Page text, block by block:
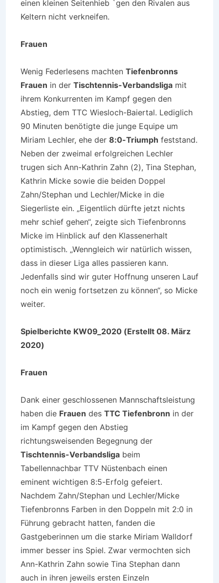
einen kleinen Seitenhieb `gen den Rivalen aus
Keltern nicht verkneifen.
Frauen
Wenig Federlesens machten Tiefenbronns
Frauen in der Tischtennis-Verbandsliga mit
ihrem Konkurrenten im Kampf gegen den
Abstieg, dem TTC Wiesloch-Baiertal. Lediglich
90 Minuten benötigte die junge Equipe um
Miriam Lechler, ehe der 8:0-Triumph feststand.
Neben der zweimal erfolgreichen Lechler
trugen sich Ann-Kathrin Zahn (2), Tina Stephan,
Kathrin Micke sowie die beiden Doppel
Zahn/Stephan und Lechler/Micke in die
Siegerliste ein. „Eigentlich dürfte jetzt nichts
mehr schief gehen“, zeigte sich Tiefenbronns
Micke im Hinblick auf den Klassenerhalt
optimistisch. „Wenngleich wir natürlich wissen,
dass in dieser Liga alles passieren kann.
Jedenfalls sind wir guter Hoffnung unseren Lauf
noch ein wenig fortsetzen zu können“, so Micke
weiter.
Spielberichte KW09_2020 (Erstellt 08. März
2020)
Frauen
Dank einer geschlossenen Mannschaftsleistung
haben die Frauen des TTC Tiefenbronn in der
im Kampf gegen den Abstieg
richtungsweisenden Begegnung der
Tischtennis-Verbandsliga beim
Tabellennachbar TTV Nüstenbach einen
eminent wichtigen 8:5-Erfolg gefeiert.
Nachdem Zahn/Stephan und Lechler/Micke
Tiefenbronns Farben in den Doppeln mit 2:0 in
Führung gebracht hatten, fanden die
Gastgeberinnen um die starke Miriam Walldorf
immer besser ins Spiel. Zwar vermochten sich
Ann-Kathrin Zahn sowie Tina Stephan dann
auch in ihren jeweils ersten Einzeln